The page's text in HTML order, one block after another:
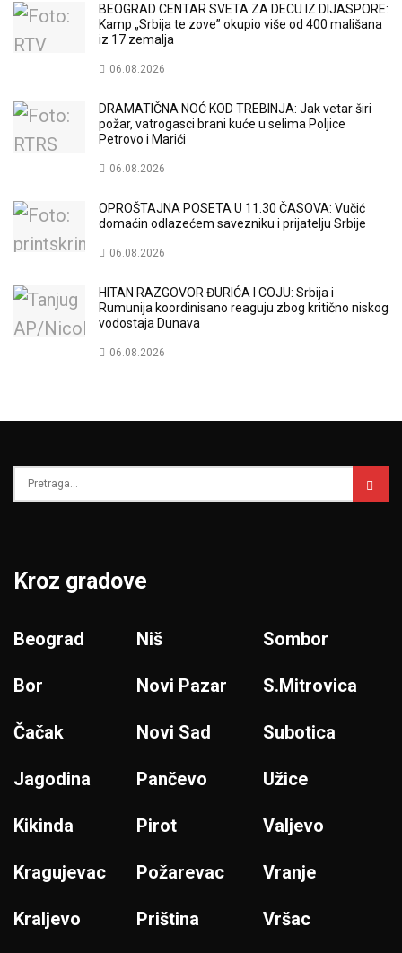
BEOGRAD CENTAR SVETA ZA DECU IZ DIJASPORE:
Kamp „Srbija te zove” okupio više od 400 mališana
iz 17 zemalja
06.08.2026
DRAMATIČNA NOĆ KOD TREBINJA: Jak vetar širi
požar, vatrogasci brani kuće u selima Poljice
Petrovo i Marići
06.08.2026
OPROŠTAJNA POSETA U 11.30 ČASOVA: Vučić
domaćin odlazećem savezniku i prijatelju Srbije
06.08.2026
HITAN RAZGOVOR ĐURIĆA I COJU: Srbija i
Rumunija koordinisano reaguju zbog kritično niskog
vodostaja Dunava
06.08.2026
Kroz gradove
Beograd
Bor
Čačak
Jagodina
Kikinda
Kragujevac
Kraljevo
Niš
Novi Pazar
Novi Sad
Pančevo
Pirot
Požarevac
Priština
Sombor
S.Mitrovica
Subotica
Užice
Valjevo
Vranje
Vršac